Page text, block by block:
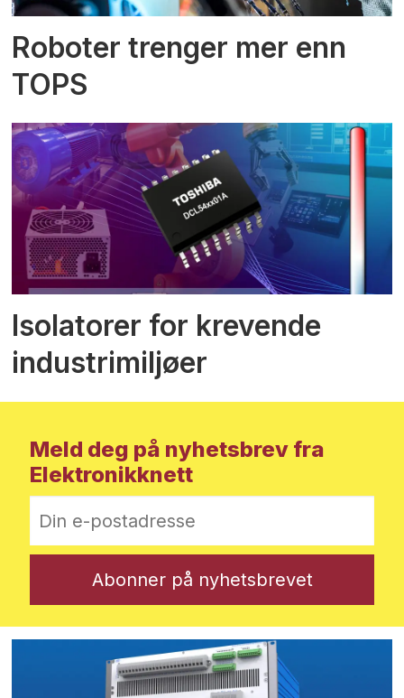
Roboter trenger mer enn
TOPS
Isolatorer for krevende
industrimiljøer
Meld deg på nyhetsbrev fra
Elektronikknett